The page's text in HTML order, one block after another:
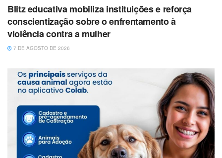
Blitz educativa mobiliza instituições e reforça
conscientização sobre o enfrentamento à
violência contra a mulher
7 DE AGOSTO DE 2026